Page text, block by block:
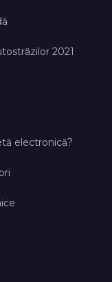
2021
electronică?